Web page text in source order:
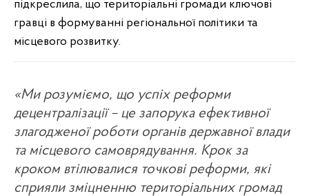
підкреслила, що територіальні громади ключові
гравці в формуванні регіональної політики та
місцевого розвитку.
«Ми розуміємо, що успіх реформи
децентралізації – це запорука ефективної
злагодженої роботи органів державної влади
та місцевого самоврядування. Крок за
кроком втілювалися точкові реформи, які
сприяли зміцненню територіальних громад